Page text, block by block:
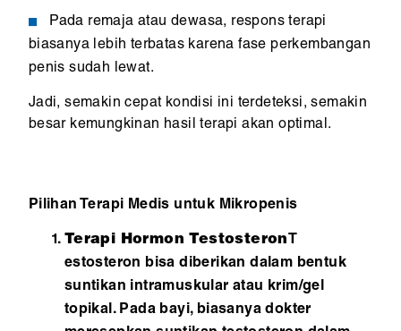
Pada remaja atau dewasa, respons terapi
biasanya lebih terbatas karena fase perkembangan
penis sudah lewat.
Jadi, semakin cepat kondisi ini terdeteksi, semakin
besar kemungkinan hasil terapi akan optimal.
Pilihan Terapi Medis untuk Mikropenis
Terapi Hormon Testosteron T
estosteron bisa diberikan dalam bentuk
suntikan intramuskular atau krim/gel
topikal. Pada bayi, biasanya dokter